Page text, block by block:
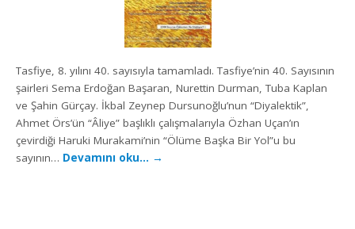
Tasfiye, 8. yılını 40. sayısıyla tamamladı. Tasfiye’nin 40. Sayısının
şairleri Sema Erdoğan Başaran, Nurettin Durman, Tuba Kaplan
ve Şahin Gürçay. İkbal Zeynep Dursunoğlu’nun “Diyalektik”,
Ahmet Örs’ün “Âliye” başlıklı çalışmalarıyla Özhan Uçan’ın
çevirdiği Haruki Murakami’nin “Ölüme Başka Bir Yol”u bu
sayının… Devamını oku… →